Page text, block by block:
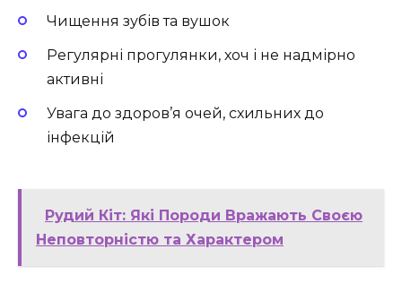
Чищення зубів та вушок
Регулярні прогулянки, хоч і не надмірно
активні
Увага до здоров’я очей, схильних до
інфекцій
Рудий Кіт: Які Породи Вражають Своєю
Неповторністю та Характером